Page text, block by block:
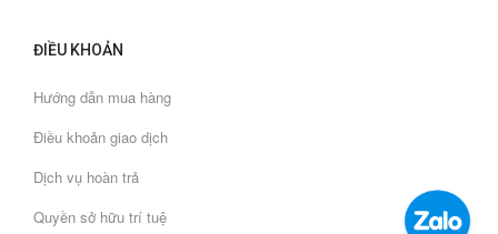
ĐIỀU KHOẢN
Hướng dẫn mua hàng
Điều khoản giao dịch
Dịch vụ hoàn trả
Quyền sở hữu trí tuệ